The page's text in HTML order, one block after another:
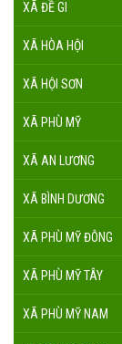
XÃ ĐỀ GI
XÃ HÒA HỘI
XÃ HỘI SƠN
XÃ PHÙ MỸ
XÃ AN LƯƠNG
XÃ BÌNH DƯƠNG
XÃ PHÙ MỸ ĐÔNG
XÃ PHÙ MỸ TÂY
XÃ PHÙ MỸ NAM